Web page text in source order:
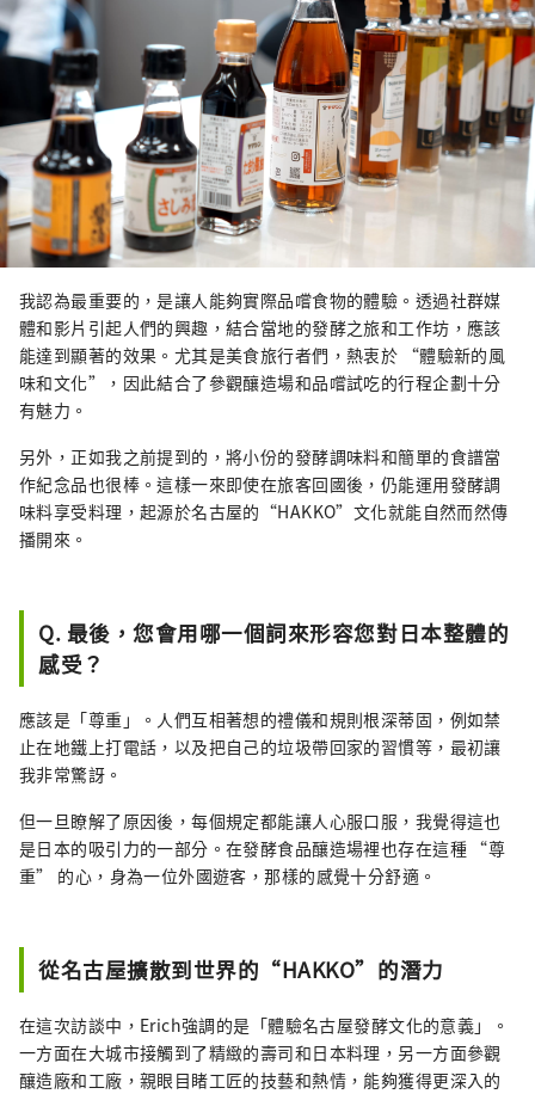
我認為最重要的，是讓人能夠實際品嚐食物的體驗。透過社群媒
體和影片引起人們的興趣，結合當地的發酵之旅和工作坊，應該
能達到顯著的效果。尤其是美食旅行者們，熱衷於 “體驗新的風
味和文化”，因此結合了參觀釀造場和品嚐試吃的行程企劃十分
有魅力。
另外，正如我之前提到的，將小份的發酵調味料和簡單的食譜當
作紀念品也很棒。這樣一來即使在旅客回國後，仍能運用發酵調
味料享受料理，起源於名古屋的“HAKKO”文化就能自然而然傳
播開來。
Q. 最後，您會用哪一個詞來形容您對日本整體的
感受？
應該是「尊重」。人們互相著想的禮儀和規則根深蒂固，例如禁
止在地鐵上打電話，以及把自己的垃圾帶回家的習慣等，最初讓
我非常驚訝。
但一旦瞭解了原因後，每個規定都能讓人心服口服，我覺得這也
是日本的吸引力的一部分。在發酵食品釀造場裡也存在這種 “尊
重” 的心，身為一位外國遊客，那樣的感覺十分舒適。
從名古屋擴散到世界的“HAKKO”的潛力
在這次訪談中，Erich強調的是「體驗名古屋發酵文化的意義」。
一方面在大城市接觸到了精緻的壽司和日本料理，另一方面參觀
釀造廠和工廠，親眼目睹工匠的技藝和熱情，能夠獲得更深入的